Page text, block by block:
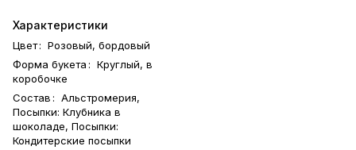
Характеристики
Цвет: Розовый, бордовый
Форма букета : Круглый, в
коробочке
Состав : Альстромерия,
Посыпки: Клубника в
шоколаде, Посыпки:
Кондитерские посыпки